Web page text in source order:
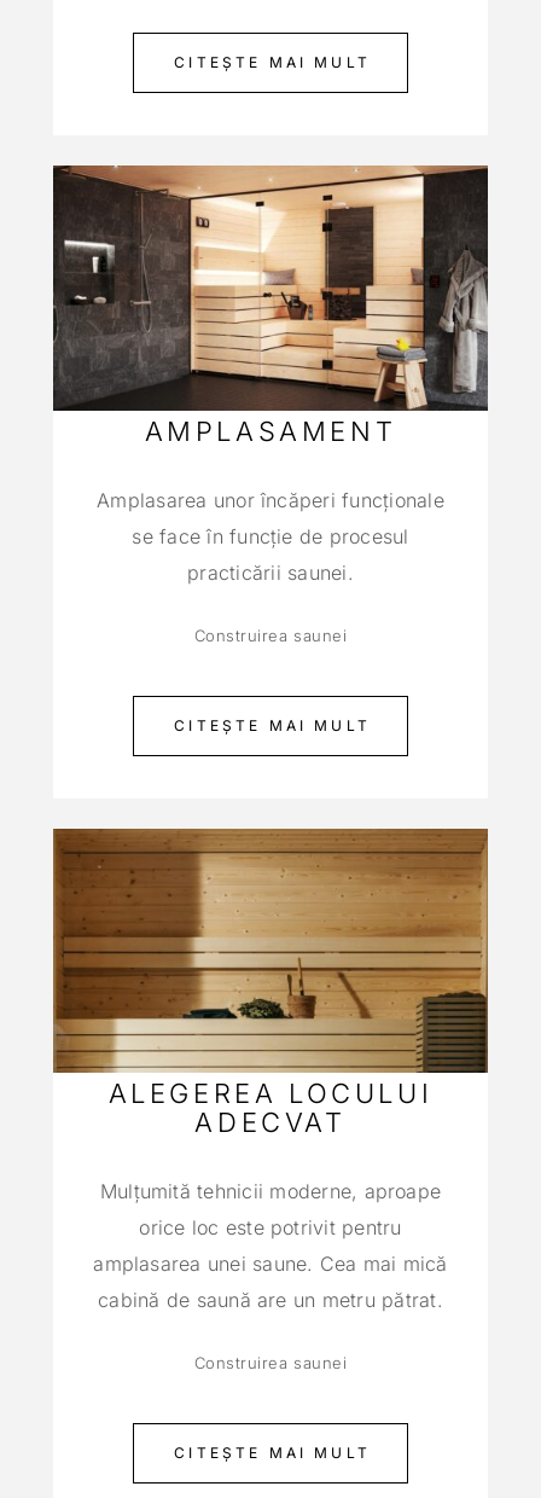
CITEȘTE MAI MULT
AMPLASAMENT
Amplasarea unor încăperi funcţionale
se face în funcţie de procesul
practicării saunei.
Construirea saunei
CITEȘTE MAI MULT
ALEGEREA LOCULUI
ADECVAT
Mulţumită tehnicii moderne, aproape
orice loc este potrivit pentru
amplasarea unei saune. Cea mai mică
cabină de saună are un metru pătrat.
Construirea saunei
CITEȘTE MAI MULT